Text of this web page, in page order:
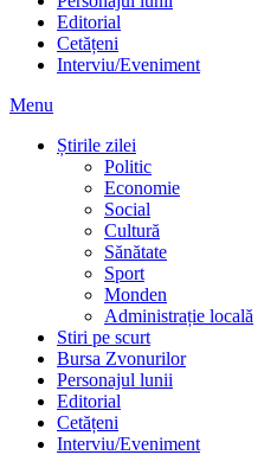
Editorial
Cetățeni
Interviu/Eveniment
Menu
Știrile zilei
Politic
Economie
Social
Cultură
Sănătate
Sport
Monden
Administrație locală
Stiri pe scurt
Bursa Zvonurilor
Personajul lunii
Editorial
Cetățeni
Interviu/Eveniment